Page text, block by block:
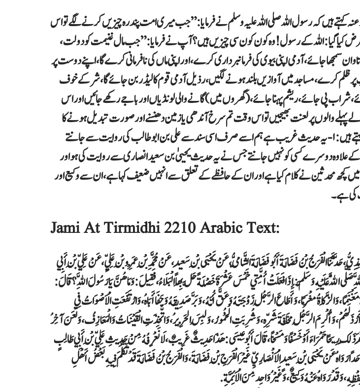
کہتے ہیں کہ رسول اللہ صلی اللہ علیہ وسلم نے فرمایا: ”جب میری امت پندرہ چیزیں کرنے لگے تو اس
کیا گیا: اللہ کے رسول! وہ کون کون سی چیزیں ہیں؟ آپ نے فرمایا: ”جب مال غنیمت کو دولت،
سمجھا جائے، آدمی اپنی بیوی کی فرمانبرداری کرے، اور اپنی ماں کی نافرمانی کرے گا، اپنے دوست پر
ظلم کرے، مساجد میں آوازیں بلند ہونے لگیں، رذیل آدمی قوم کا لیڈر بن جائے گا، شر کے خوف
پی جائے، ریشم پہنا جائے، ( گھروں میں ) گانے والی لونڈیاں اور باجے رکھے جائیں اور اس
والوں پر لعنت بھیجیں تو اس وقت تم سرخ آندھی یا زمین دھنسنے اور صورت تبدیل ہونے کا
انتظار کرو“۔ امام ترمذی کہتے ہیں: ۱- یہ حدیث غریب ہے ہم اسے صرف اسی سند سے علی بن ابوطالب کی روایت سے جانتے
کے علاوہ دوسرے کسی کو نہیں جانتے جس نے یہ حدیث یحییٰ بن سعید انصاری سے روایت کی ہو اور
کچھ محدثین نے کلام کیا ہے اور ان کے حافظے کے تعلق سے انہیں ضعیف کہا ہے، ان سے وکیع اور
کی ہے۔
Jami At Tirmidhi 2210 Arabic Text:
حَدَّثَنَا الْفَرَجُ بْنُ فَضَالَةَ أَبُو فَضَالَةَ الشَّامِيُّ، عَنْ يَحْيَى بْنِ سَعِيدٍ، عَنْ مُحَمَّدِ بْنِ عَمْرِو بْنِ عَلِيٍّ، عَنْ عَلِيِّ بْنِ أَبِي
اللَّهُ عَلَيْهِ وَسَلَّمَ:‏‏‏‏ إِذَا فَعَلَتْ أُمَّتِي خَمْسَ عَشْرَةَ خَصْلَةً حَلَّ بِهَا الْبَلَاءُ ، ‏‏‏‏‏‏فَقِيلَ:‏‏‏‏ وَمَا هُنَّ يَا رَسُولَ اللَّهِ ؟ قَالَ:‏‏‏‏
مَغْنَمًا، ‏‏‏‏‏‏وَالزَّكَاةُ مَغْرَمًا، ‏‏‏‏‏‏وَأَطَاعَ الرَّجُلُ زَوْجَتَهُ وَعَقَّ أُمَّهُ، ‏‏‏‏‏‏وَبَرَّ صَدِيقَهُ وَجَفَا أَبَاهُ، ‏‏‏‏‏‏وَارْتَفَعَتِ الْأَصْوَاتُ فِي
‏‏‏‏‏‏وَأُكْرِمَ الرَّجُلُ مَخَافَةَ شَرِّهِ، ‏‏‏‏‏‏وَشُرِبَتِ الْخُمُورُ، ‏‏‏‏‏‏وَلُبِسَ الْحَرِيرُ، ‏‏‏‏‏‏وَاتُّخِذَتِ الْقَيْنَاتُ وَالْمَعَازِفُ، ‏‏‏‏‏‏وَلَعَنَ آخِرُ
عِنْدَ ذَلِكَ رِيحًا حَمْرَاءَ أَوْ خَسْفًا وَمَسْخًا ، ‏‏‏‏‏‏قَالَ أَبُو عِيسَى:‏‏‏‏ هَذَا حَدِيثٌ غَرِيبٌ، ‏‏‏‏‏‏لَا نَعْرِفُهُ مِنْ حَدِيثِ عَلِيِّ بْنِ أَبِي طَالِبٍ
رَوَاهُ عَنْ يَحْيَى بْنِ سَعِيدٍ الْأَنْصَارِيِّ غَيْرَ الْفَرَجِ بْنِ فَضَالَةَ، ‏‏‏‏‏‏وَالْفَرَجُ بْنُ فَضَالَةَ قَدْ تَكَلَّمَ فِيهِ بَعْضُ أَهْلِ
‏‏‏‏‏‏وَقَدْ رَوَاهُ عَنْهُ وَكِيعٌ، ‏‏‏‏‏‏وَغَيْرُ وَاحِدٍ مِنَ الْأَئِمَّةِ.